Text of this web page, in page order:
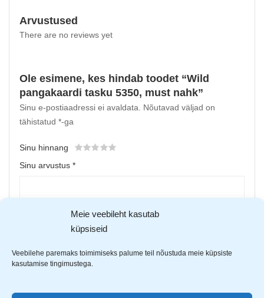
Meie veebileht kasutab
küpsiseid
Veebilehe paremaks toimimiseks palume teil nõustuda meie küpsiste
kasutamise tingimustega.
Arvustused
There are no reviews yet
Ole esimene, kes hindab toodet “Wild
pangakaardi tasku 5350, must nahk”
Sinu e-postiaadressi ei avaldata.
Nõutavad väljad on
tähistatud *-ga
Sinu hinnang
Sinu arvustus *